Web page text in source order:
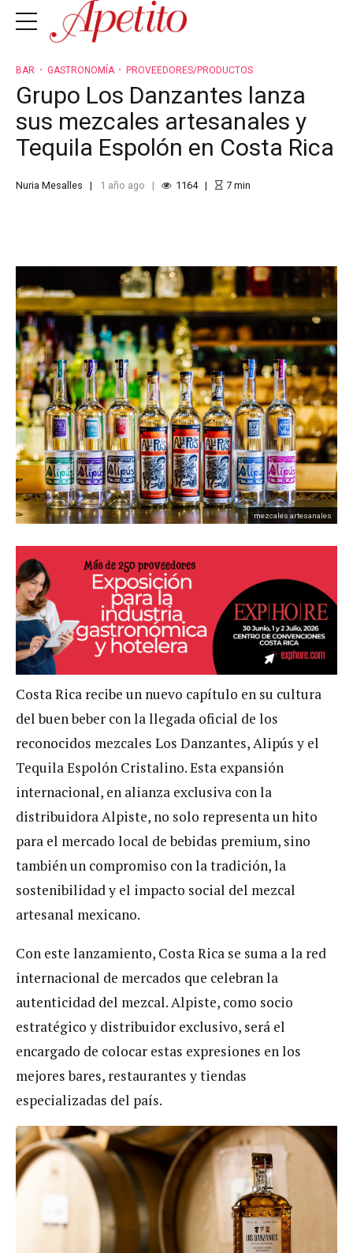
BAR GASTRONOMÍA PROVEEDORES/PRODUCTOS
Grupo Los Danzantes lanza
sus mezcales artesanales y
Tequila Espolón en Costa Rica
Nuria Mesalles 1 año ago 1164 7min
mezcales artesanales
Costa Rica recibe un nuevo capítulo en su cultura
del buen beber con la llegada oficial de los
reconocidos mezcales Los Danzantes, Alipús y el
Tequila Espolón Cristalino. Esta expansión
internacional, en alianza exclusiva con la
distribuidora Alpiste, no solo representa un hito
para el mercado local de bebidas premium, sino
también un compromiso con la tradición, la
sostenibilidad y el impacto social del mezcal
artesanal mexicano.
Con este lanzamiento, Costa Rica se suma a la red
internacional de mercados que celebran la
autenticidad del mezcal. Alpiste, como socio
estratégico y distribuidor exclusivo, será el
encargado de colocar estas expresiones en los
mejores bares, restaurantes y tiendas
especializadas del país.